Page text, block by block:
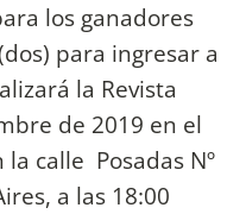
los ganadores
para ingresar a
la Revista
de 2019 en el
la calle Posadas Nº
a las 18:00